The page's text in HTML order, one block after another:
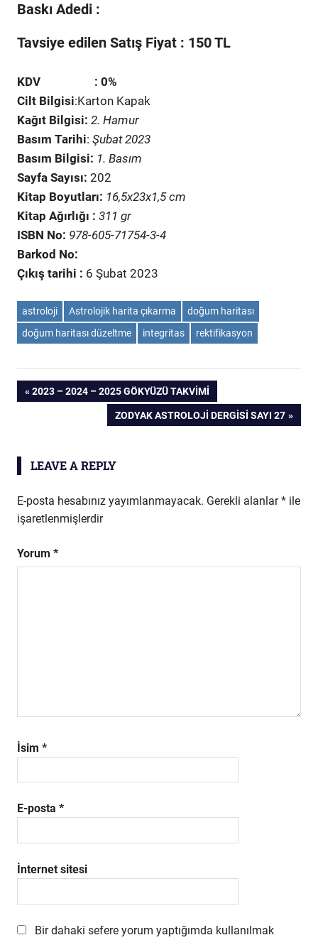
Baskı Adedi :
Tavsiye edilen Satış Fiyat : 150 TL
KDV : 0%
Cilt Bilgisi:Karton Kapak
Kağıt Bilgisi: 2. Hamur
Basım Tarihi: Şubat 2023
Basım Bilgisi: 1. Basım
Sayfa Sayısı: 202
Kitap Boyutları: 16,5x23x1,5 cm
Kitap Ağırlığı : 31 1 gr
ISBN No: 978-605-71754-3-4
Barkod No:
Çıkış tarihi : 6 Şubat 2023
astroloji Astrolojik harita çıkarma
doğum haritası
doğum haritası düzeltme
integritas rektifikasyon
Yazı
PREVIOUS
2023 – 2024 – 2025 GÖKYÜZÜ TAKVIMI
NEXT
ZODYAK ASTROLOJI DERGISI SAYI 27
LEAVE A REPLY
E-posta hesabınız yayımlanmayacak. Gerekli alanlar* ile
işaretlenmişlerdir
Yorum *
İsim *
E-posta *
İnternet sitesi
Bir dahaki sefere yorum yaptığımda kullanılmak